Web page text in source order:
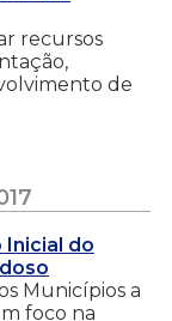
recursos
de
Inicial do
Municípios a
foco na